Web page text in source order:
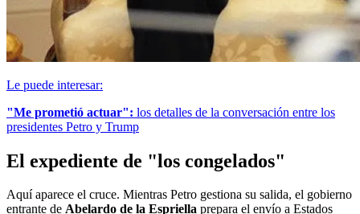
Le puede interesar:
"Me prometió actuar": los detalles de la conversación entre los
presidentes Petro y Trump
El expediente de "los congelados"
Aquí aparece el cruce. Mientras Petro gestiona su salida, el gobierno
entrante de Abelardo de la Espriella prepara el envío a Estados